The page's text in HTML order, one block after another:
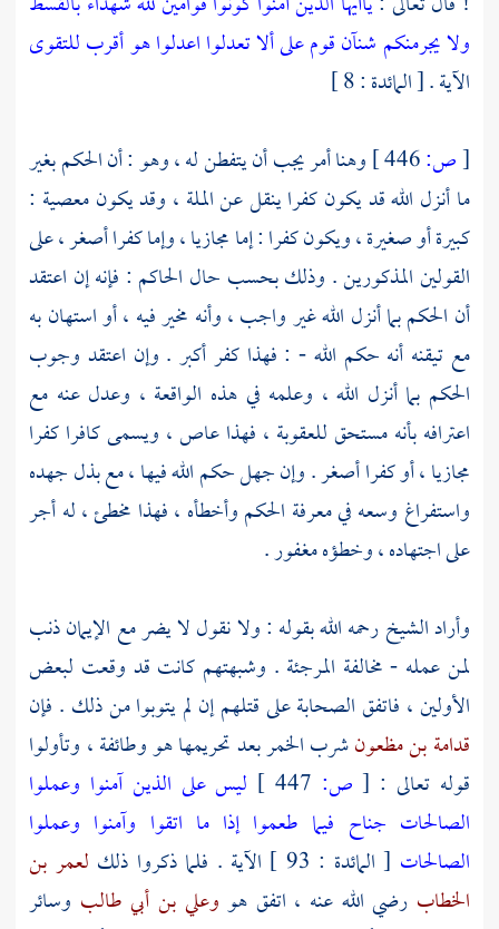
ولا يجرمنكم شنآن قوم على ألا تعدلوا اعدلوا هو أقرب للتقوى
الآية . [ المائدة : 8 ]
[ص:
وهنا أمر يجب أن يتفطن له ، وهو : أن الحكم بغير
ما أنزل الله قد يكون كفرا ينقل عن الملة ، وقد يكون معصية :
كبيرة أو صغيرة ، ويكون كفرا : إما مجازيا ، وإما كفرا أصغر ، على
القولين المذكورين . وذلك بحسب حال الحاكم : فإنه إن اعتقد
أن الحكم بما أنزل الله غير واجب ، وأنه مخير فيه ، أو استهان به
مع تيقنه أنه حكم الله - : فهذا كفر أكبر . وإن اعتقد وجوب
الحكم بما أنزل الله ، وعلمه في هذه الواقعة ، وعدل عنه مع
اعترافه بأنه مستحق للعقوبة ، فهذا عاص ، ويسمى كافرا كفرا
مجازيا ، أو كفرا أصغر . وإن جهل حكم الله فيها ، مع بذل جهده
واستفراغ وسعه في معرفة الحكم وأخطأه ، فهذا مخطئ ، له أجر
على اجتهاده ، وخطؤه مغفور .
وأراد الشيخ رحمه الله بقوله : ولا نقول لا يضر مع الإيمان ذنب
لمن عمله - مخالفة المرجئة . وشبهتهم كانت قد وقعت لبعض
الأولين ، فاتفق الصحابة على قتلهم إن لم يتوبوا من ذلك . فإن
قدامة بن مظعونشرب الخمر بعد تحريمها هو وطائفة ، وتأولوا
قوله تعالى : [ ص:
ليس على الذين آمنوا وعملوا
الصالحات جناح فيما طعموا إذا ما اتقوا وآمنوا وعملوا
الصالحات [ المائدة : 93 ] الآية . فلما ذكروا ذلك
لعمر بن
الخطاب رضي الله عنه ، اتفق هو وعلي بن أبي طالب وسائر